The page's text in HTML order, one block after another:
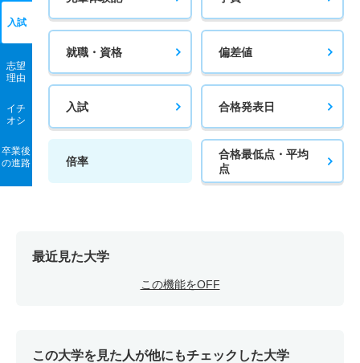
入試
志望
理由
イチ
オシ
卒業後
の進路
就職・資格 偏差値
入試 合格発表日
倍率
合格最低点・平均
点
最近見た大学
この機能をOFF
この大学を見た人が他にもチェックした大学